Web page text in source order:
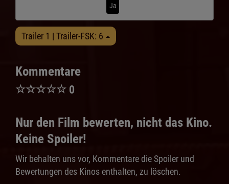
Ja
Trailer 1 | Trailer-FSK: 6
Kommentare
☆☆☆☆☆ 0
Nur den Film bewerten, nicht das Kino.
Keine Spoiler!
Wir behalten uns vor, Kommentare die Spoiler und
Bewertungen des Kinos enthalten, zu löschen.